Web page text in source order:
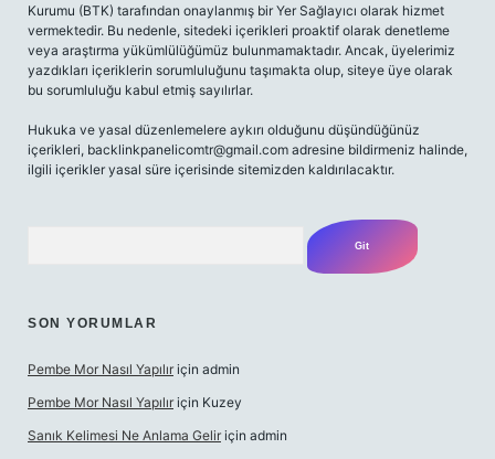
Kurumu (BTK) tarafından onaylanmış bir Yer Sağlayıcı olarak hizmet
vermektedir. Bu nedenle, sitedeki içerikleri proaktif olarak denetleme
veya araştırma yükümlülüğümüz bulunmamaktadır. Ancak, üyelerimiz
yazdıkları içeriklerin sorumluluğunu taşımakta olup, siteye üye olarak
bu sorumluluğu kabul etmiş sayılırlar.
Hukuka ve yasal düzenlemelere aykırı olduğunu düşündüğünüz
içerikleri, backlinkpanelicomtr@gmail.com adresine bildirmeniz halinde,
ilgili içerikler yasal süre içerisinde sitemizden kaldırılacaktır.
SON YORUMLAR
Pembe Mor Nasıl Yapılır için admin
Pembe Mor Nasıl Yapılır için Kuzey
Sanık Kelimesi Ne Anlama Gelir için admin